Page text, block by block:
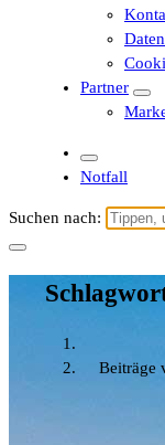
Partner
Notfall
Suchen nach:
Beiträge